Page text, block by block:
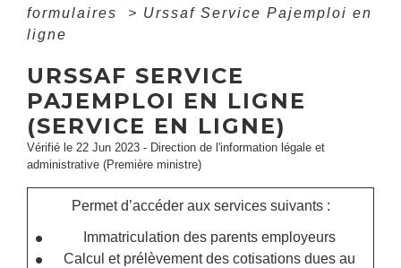
formulaires
> Urssaf Service Pajemploi en
ligne
URSSAF SERVICE
PAJEMPLOI EN LIGNE
(SERVICE EN LIGNE)
Vérifié le 22 Jun 2023 - Direction de l'information légale et
administrative (Première ministre)
Permet d’accéder aux services suivants :
Immatriculation des parents employeurs
Calcul et prélèvement des cotisations dues au